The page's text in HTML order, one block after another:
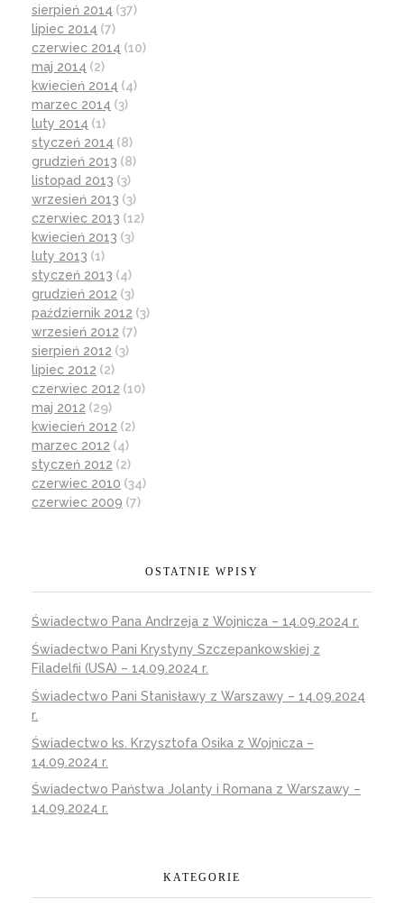
sierpień 2014 (37)
lipiec 2014 (7)
czerwiec 2014 (10)
maj 2014 (2)
kwiecień 2014 (4)
marzec 2014 (3)
luty 2014 (1)
styczeń 2014 (8)
grudzień 2013 (8)
listopad 2013 (3)
wrzesień 2013 (3)
czerwiec 2013 (12)
kwiecień 2013 (3)
luty 2013 (1)
styczeń 2013 (4)
grudzień 2012 (3)
październik 2012 (3)
wrzesień 2012 (7)
sierpień 2012 (3)
lipiec 2012 (2)
czerwiec 2012 (10)
maj 2012 (29)
kwiecień 2012 (2)
marzec 2012 (4)
styczeń 2012 (2)
czerwiec 2010 (34)
czerwiec 2009 (7)
OSTATNIE WPISY
Świadectwo Pana Andrzeja z Wojnicza – 14.09.2024 r.
Świadectwo Pani Krystyny Szczepankowskiej z
Filadelfii (USA) – 14.09.2024 r.
Świadectwo Pani Stanisławy z Warszawy – 14.09.2024
r.
Świadectwo ks. Krzysztofa Osika z Wojnicza –
14.09.2024 r.
Świadectwo Państwa Jolanty i Romana z Warszawy –
14.09.2024 r.
KATEGORIE